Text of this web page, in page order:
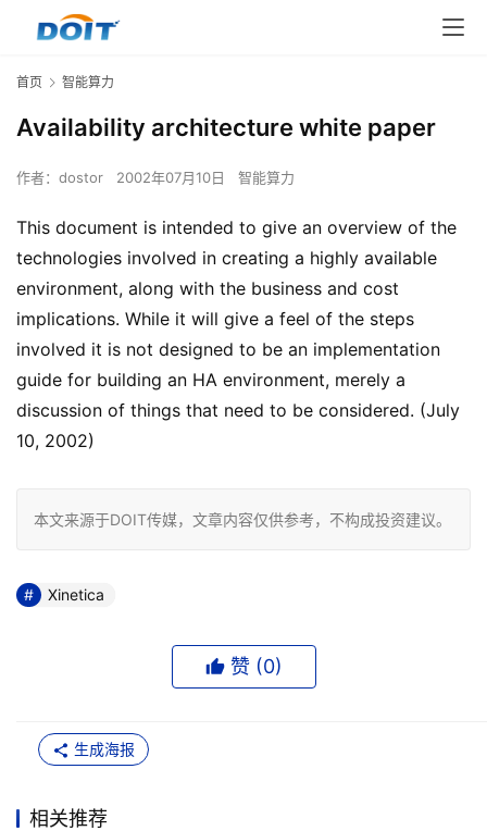
首页 智能算力
Availability architecture white paper
作者： dostor 2002年07月10日 智能算力
This document is intended to give an overview of the
technologies involved in creating a highly available
environment, along with the business and cost
implications. While it will give a feel of the steps
involved it is not designed to be an implementation
guide for building an HA environment, merely a
discussion of things that need to be considered. (July
10, 2002)
本文来源于DOIT传媒，文章内容仅供参考，不构成投资建议。
Xinetica
赞 (0)
生成海报
相关推荐